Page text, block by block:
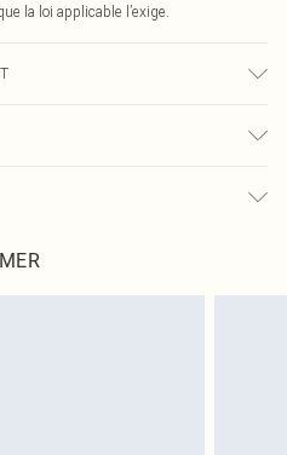
la loi applicable l’exige.
rembourser les masques tendance, les